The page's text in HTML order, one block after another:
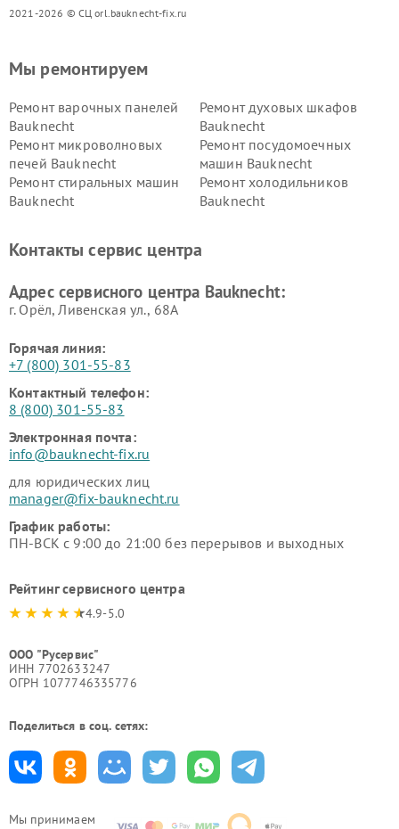
2021-2026 © СЦ orl.bauknecht-fix.ru
Мы принимаем
Мы ремонтируем
Ремонт варочных панелей
Bauknecht
Ремонт духовых шкафов
Bauknecht
Ремонт микроволновых
печей Bauknecht
Ремонт посудомоечных
машин Bauknecht
Ремонт стиральных машин
Bauknecht
Ремонт холодильников
Bauknecht
Контакты сервис центра
Адрес сервисного центра Bauknecht:
г. Орёл, Ливенская ул., 68А
Горячая линия:
+7 (800) 301-55-83
Контактный телефон:
8 (800) 301-55-83
Электронная почта:
info@bauknecht-fix.ru
для юридических лиц
manager@fix-bauknecht.ru
График работы:
ПН-ВСК с 9:00 до 21:00 без перерывов и выходных
Рейтинг сервисного центра
4.9-5.0
ООО "Русервис"
ИНН 7702633247
ОГРН 1077746335776
Поделиться в соц. сетях: